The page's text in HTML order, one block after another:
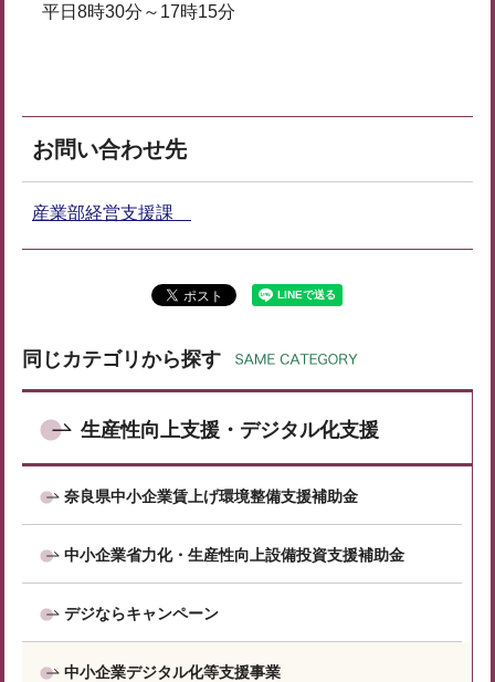
平日8時30分～17時15分
お問い合わせ先
産業部経営支援課
同じカテゴリから探す
生産性向上支援・デジタル化支援
奈良県中小企業賃上げ環境整備支援補助金
中小企業省力化・生産性向上設備投資支援補助金
デジならキャンペーン
中小企業デジタル化等支援事業